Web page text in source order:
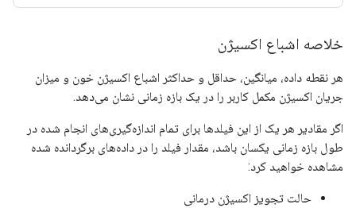
خلاصه اشباع اکسیژن
هر نقطه داده، میانگین، حداقل و حداکثر اشباع اکسیژن خون و میزان
جریان اکسیژن مکمل کاربر را در یک بازه زمانی نشان می‌دهد.
اگر مقادیر هر یک از این فیلدها برای تمام اندازه‌گیری‌های انجام شده در
طول بازه زمانی یکسان باشد، مقدار فیلد را در داده‌های برگردانده شده
مشاهده خواهید کرد:
حالت تجویز اکسیژن درمانی